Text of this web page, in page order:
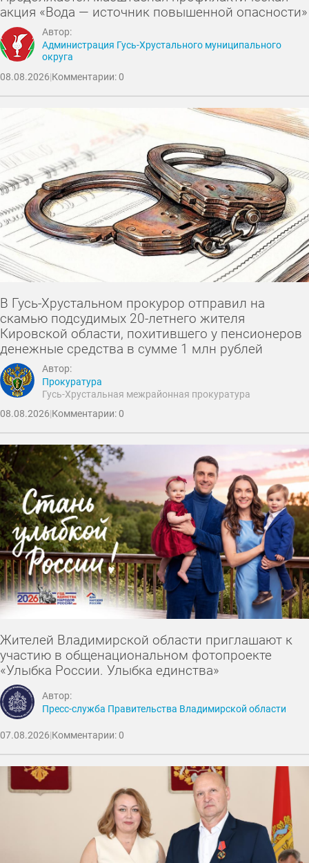
акция «Вода — источник повышенной опасности»
Автор:
Администрация Гусь-Хрустального муниципального
округа
08.08.2026|Комментарии: 0
В Гусь-Хрустальном прокурор отправил на
скамью подсудимых 20-летнего жителя
Кировской области, похитившего у пенсионеров
денежные средства в сумме 1 млн рублей
Автор:
Прокуратура
Гусь-Хрустальная межрайонная прокуратура
08.08.2026|Комментарии: 0
Жителей Владимирской области приглашают к
участию в общенациональном фотопроекте
«Улыбка России. Улыбка единства»
Автор:
Пресс-служба Правительства Владимирской области
07.08.2026|Комментарии: 0